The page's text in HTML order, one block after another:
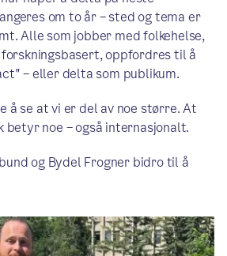
om to år – sted og tema er
Alle som jobber med folkehelse,
oppfordres til å
– eller delta som publikum.
å se at vi er del av noe større. At
noe – også internasjonalt.
og Bydel Frogner bidro til å